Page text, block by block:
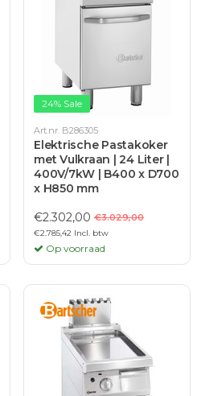
24% Sale
Art.nr. B286305
Elektrische Pastakoker
met Vulkraan | 24 Liter |
400V/7kW | B400 x D700
x H850 mm
€2.302,00 €3.029,00
€2.785,42 Incl. btw
Op voorraad